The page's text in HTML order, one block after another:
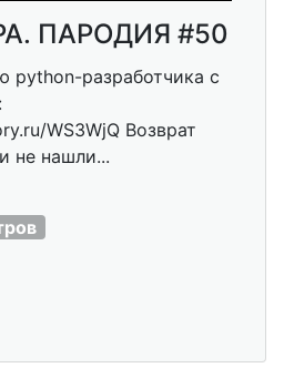
ПАРОДИЯ #50
python-разработчика с
WS3WjQ Возврат
не нашли...